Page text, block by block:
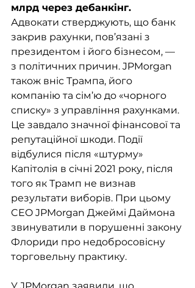
млрд через дебанкінг.
Адвокати стверджують, що банк
закрив рахунки, пов’язані з
президентом і його бізнесом, —
з політичних причин. JPMorgan
також вніс Трампа, його
компанію та сім’ю до «чорного
списку» з управління рахунками.
Це завдало значної фінансової та
репутаційної шкоди. Події
відбулися після «штурму»
Капітолія в січні 2021 року, після
того як Трамп не визнав
результати виборів. При цьому
CEO JPMorgan Джеймі Даймона
звинуватили в порушенні закону
Флориди про недобросовісну
торговельну практику.